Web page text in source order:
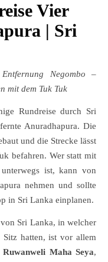
Vier
| Sri
Negombo –
mit dem Tuk Tuk
Rundreise durch Sri
Anuradhapura. Die
und die Strecke lässt
befahren. Wer statt mit
ist, kann von
nehmen und sollte
in Sri Lanka einplanen.
Sri Lanka, in welcher
Sitz hatten, ist vor allem
Ruwanweli Maha Seya,